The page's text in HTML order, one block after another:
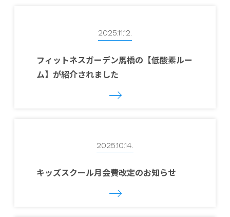
2025.11.12.
フィットネスガーデン馬橋の【低酸素ルー
ム】が紹介されました
2025.10.14.
キッズスクール月会費改定のお知らせ